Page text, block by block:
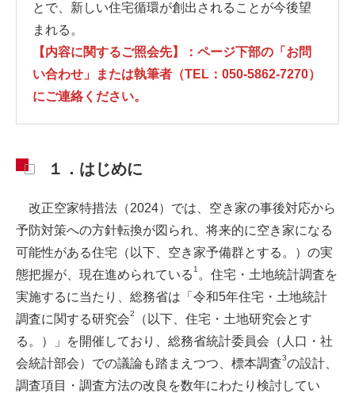
とで、新しい住宅循環が創出されることが今後望
まれる。
【内容に関するご照会先】：ページ下部の「お問
い合わせ」または執筆者（TEL：050-5862-7270）
にご連絡ください。
１．はじめに
改正空家特措法（2024）では、空き家の事後対応から
予防対策への方針転換が図られ、将来的に空き家になる
可能性がある住宅（以下、空き家予備群とする。）の実
態把握が、現在進められている 1 。住宅・土地統計調査を
実施するに当たり、総務省は「令和5年住宅・土地統計
調査に関する研究会2
（以下、住宅・土地研究会とす
る。）」を開催しており、総務省統計委員会（人口・社
会統計部会）での議論も踏まえつつ、標本調査3の設計、
調査項目・調査方法の改良を数年にわたり検討してい